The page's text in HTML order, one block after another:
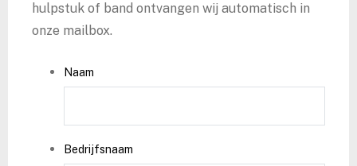
hulpstuk of band ontvangen wij automatisch in
onze mailbox.
Naam
Bedrijfsnaam